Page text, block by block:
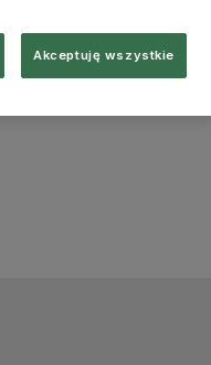
Akceptuję wszystkie